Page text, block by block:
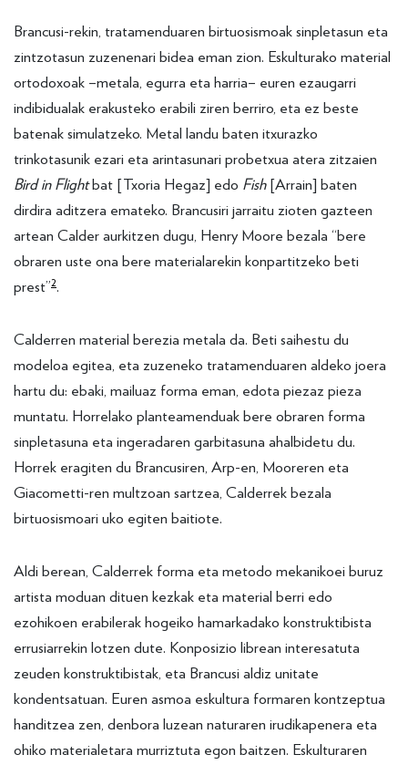
Brancusi-rekin, tratamenduaren birtuosismoak sinpletasun eta
zintzotasun zuzenenari bidea eman zion. Eskulturako material
ortodoxoak –metala, egurra eta harria– euren ezaugarri
indibidualak erakusteko erabili ziren berriro, eta ez beste
batenak simulatzeko. Metal landu baten itxurazko
trinkotasunik ezari eta arintasunari probetxua atera zitzaien
Bird in Flight bat [Txoria Hegaz] edo Fish [Arrain] baten
dirdira aditzera emateko. Brancusiri jarraitu zioten gazteen
artean Calder aurkitzen dugu, Henry Moore bezala “bere
obraren uste ona bere materialarekin konpartitzeko beti
prest”2.
Calderren material berezia metala da. Beti saihestu du
modeloa egitea, eta zuzeneko tratamenduaren aldeko joera
hartu du: ebaki, mailuaz forma eman, edota piezaz pieza
muntatu. Horrelako planteamenduak bere obraren forma
sinpletasuna eta ingeradaren garbitasuna ahalbidetu du.
Horrek eragiten du Brancusiren, Arp-en, Mooreren eta
Giacometti-ren multzoan sartzea, Calderrek bezala
birtuosismoari uko egiten baitiote.
Aldi berean, Calderrek forma eta metodo mekanikoei buruz
artista moduan dituen kezkak eta material berri edo
ezohikoen erabilerak hogeiko hamarkadako konstruktibista
errusiarrekin lotzen dute. Konposizio librean interesatuta
zeuden konstruktibistak, eta Brancusi aldiz unitate
kondentsatuan. Euren asmoa eskultura formaren kontzeptua
handitzea zen, denbora luzean naturaren irudikapenera eta
ohiko materialetara murriztuta egon baitzen. Eskulturaren